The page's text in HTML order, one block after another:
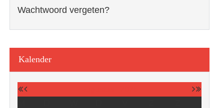
Wachtwoord vergeten?
Kalender